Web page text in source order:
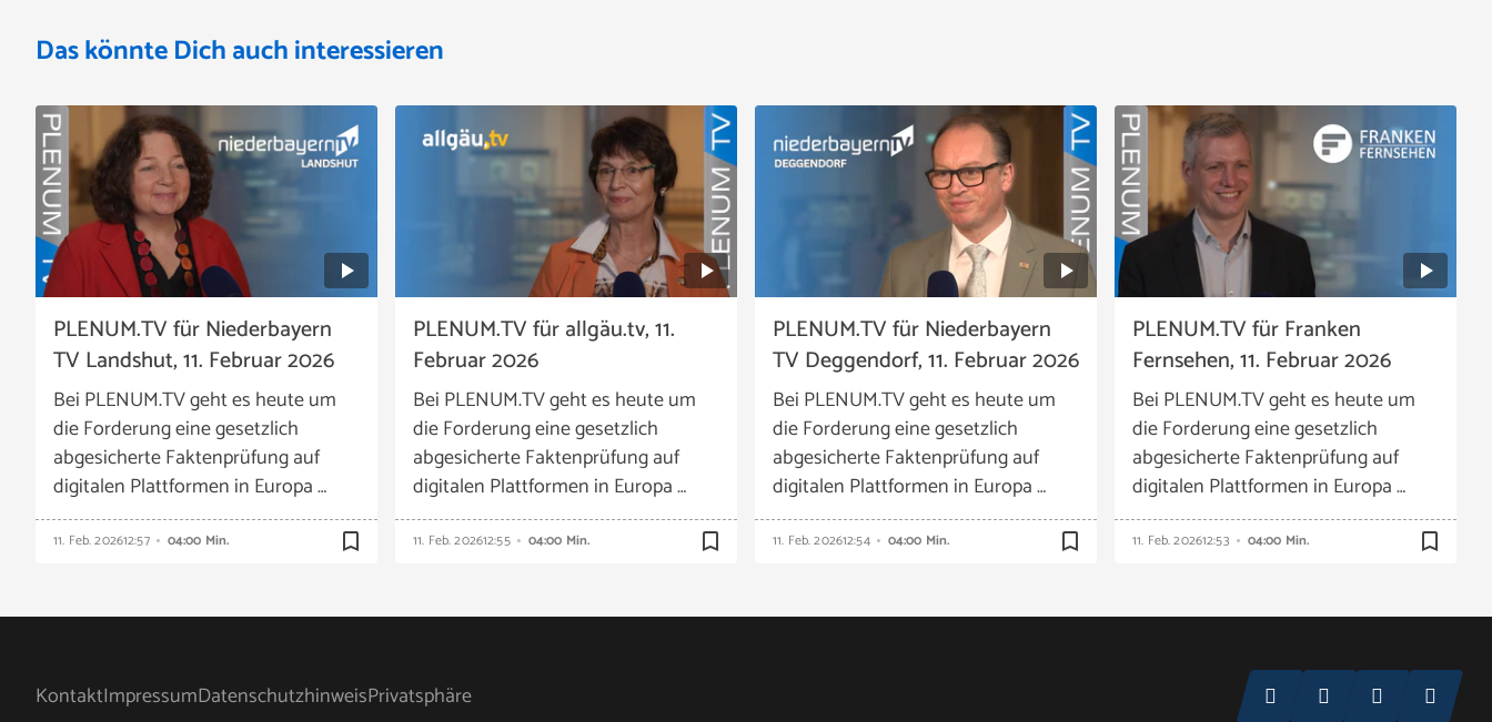
Das könnte Dich auch interessieren
PLENUM.TV für Niederbayern
TV Landshut, 11. Februar 2026
Bei PLENUM.TV geht es heute um
die Forderung eine gesetzlich
abgesicherte Faktenprüfung auf
digitalen Plattformen in Europa …
11. Feb. 202612:57 04:00 Min. bookmark_border
PLENUM.TV für allgäu.tv, 11.
Februar 2026
Bei PLENUM.TV geht es heute um
die Forderung eine gesetzlich
abgesicherte Faktenprüfung auf
digitalen Plattformen in Europa …
11. Feb. 202612:55 04:00 Min. bookmark_border
PLENUM.TV für Niederbayern
TV Deggendorf, 11. Februar 2026
Bei PLENUM.TV geht es heute um
die Forderung eine gesetzlich
abgesicherte Faktenprüfung auf
digitalen Plattformen in Europa …
11. Feb. 202612:54 04:00 Min. bookmark_border
PLENUM.TV für Franken
Fernsehen, 11. Februar 2026
Bei PLENUM.TV geht es heute um
die Forderung eine gesetzlich
abgesicherte Faktenprüfung auf
digitalen Plattformen in Europa …
11. Feb. 202612:53 04:00 Min. bookmark_border
KontaktImpressumDatenschutzhinweisPrivatsphäre